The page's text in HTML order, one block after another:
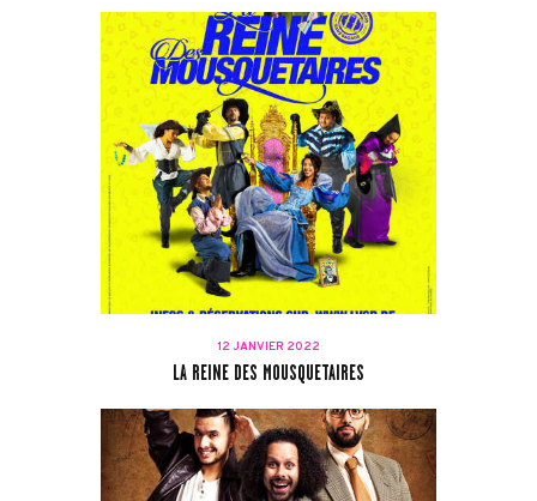
12 JANVIER 2022
LA REINE DES MOUSQUETAIRES